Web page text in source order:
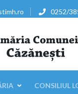
0252/
CONSILIUL